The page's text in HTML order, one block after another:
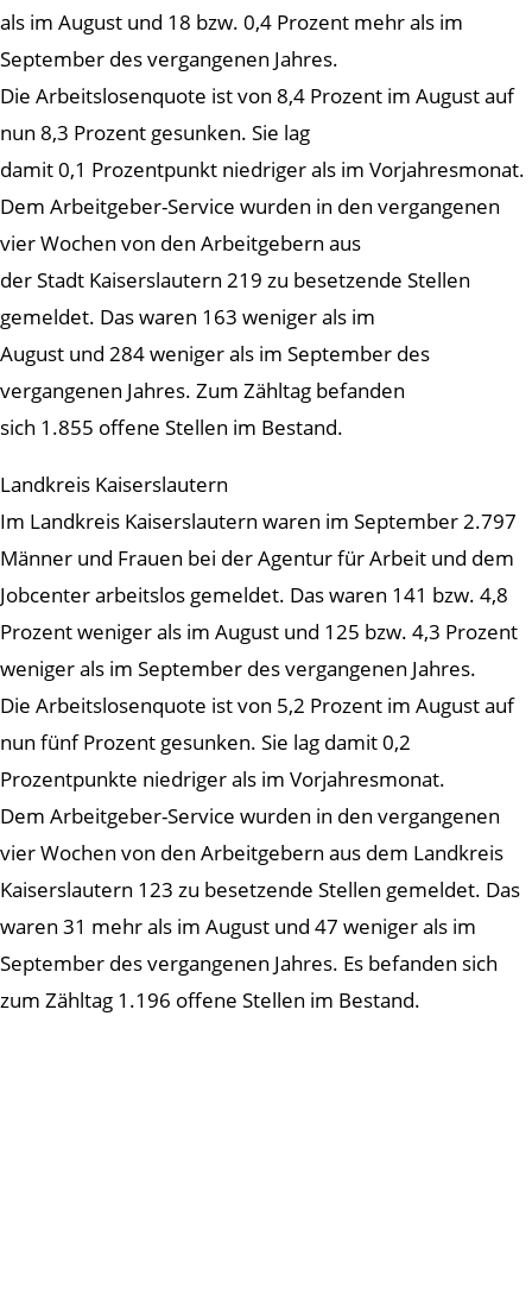
als im August und 18 bzw. 0,4 Prozent mehr als im
September des vergangenen Jahres.
Die Arbeitslosenquote ist von 8,4 Prozent im August auf
nun 8,3 Prozent gesunken. Sie lag
damit 0,1 Prozentpunkt niedriger als im Vorjahresmonat.
Dem Arbeitgeber-Service wurden in den vergangenen
vier Wochen von den Arbeitgebern aus
der Stadt Kaiserslautern 219 zu besetzende Stellen
gemeldet. Das waren 163 weniger als im
August und 284 weniger als im September des
vergangenen Jahres. Zum Zähltag befanden
sich 1.855 offene Stellen im Bestand.
Landkreis Kaiserslautern
Im Landkreis Kaiserslautern waren im September 2.797
Männer und Frauen bei der Agentur für Arbeit und dem
Jobcenter arbeitslos gemeldet. Das waren 141 bzw. 4,8
Prozent weniger als im August und 125 bzw. 4,3 Prozent
weniger als im September des vergangenen Jahres.
Die Arbeitslosenquote ist von 5,2 Prozent im August auf
nun fünf Prozent gesunken. Sie lag damit 0,2
Prozentpunkte niedriger als im Vorjahresmonat.
Dem Arbeitgeber-Service wurden in den vergangenen
vier Wochen von den Arbeitgebern aus dem Landkreis
Kaiserslautern 123 zu besetzende Stellen gemeldet. Das
waren 31 mehr als im August und 47 weniger als im
September des vergangenen Jahres. Es befanden sich
zum Zähltag 1.196 offene Stellen im Bestand.